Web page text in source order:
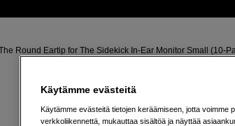
Round Eartip for The Sidekick In-Ear Monitor Small (10-
Käytämme evästeitä
Käytämme evästeitä tietojen keräämiseen, jotta
verkkoliikennettä, mukauttaa sisältöä ja näyttää